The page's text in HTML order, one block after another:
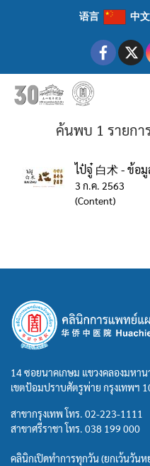
语言 中
ค้นพบ 1 รายกา
ไป๋จู๋ 白术 - ข้อ
3 ก.ค. 2563
(Content)
14 ซอยนาคเกษม แขวงคลองมหาน
เขตป้อมปราบศัตรูพ่าย กรุงเทพฯ
สาขากรุงเทพ โทร. 02-223-1111
สาขาศรีราชา โทร. 038 199 000
คลินิกเปิดทำการทุกวัน (ยกเว้นวัน